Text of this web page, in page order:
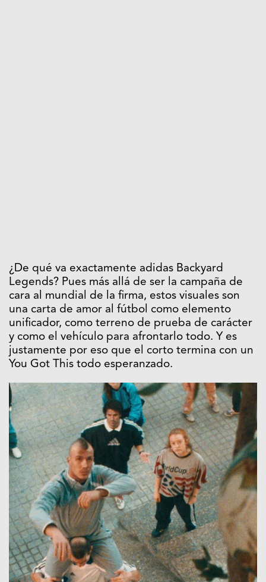
¿De qué va exactamente adidas Backyard
Legends? Pues más allá de ser la campaña de
cara al mundial de la firma, estos visuales son
una carta de amor al fútbol como elemento
unificador, como terreno de prueba de carácter
y como el vehículo para afrontarlo todo. Y es
justamente por eso que el corto termina con un
You Got This todo esperanzado.